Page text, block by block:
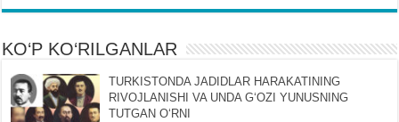
KO‘P KO‘RILGANLAR
TURKISTONDA JADIDLAR HARAKATINING
RIVOJLANISHI VA UNDA GʻOZI YUNUSNING
TUTGAN OʻRNI